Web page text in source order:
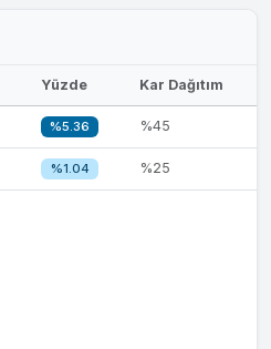
Yüzde Kar Dağıtım
%5.36 %45
%1.04 %25